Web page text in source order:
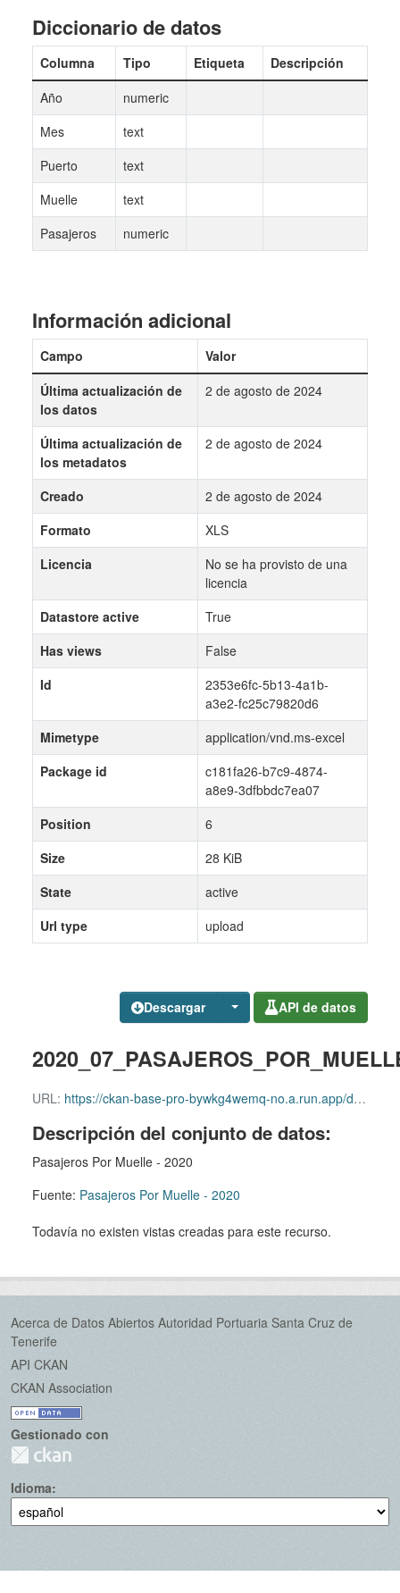
Descargar API de datos
URL: https://ckan-base-pro-bywkg4wemq-no.a.run.app/dataset/c181fa26-b7c9-4874-a8e9-3dfbbdc7ea07/resource/2353e6fc-5b13-4a1b-a3e2-fc25c79820d6/download/2020_07_pasajeros_por_muelle.xls
Descripción del conjunto de datos:
Pasajeros Por Muelle - 2020
Fuente: Pasajeros Por Muelle - 2020
Todavía no existen vistas creadas para este recurso.
Diccionario de datos
Columna Tipo Etiqueta
Descripción
Año
numeric
Mes
text
Puerto
text
Muelle
text
Pasajeros
numeric
Información adicional
Campo
Valor
Última actualización de
los datos
2 de agosto de 2024
Última actualización de
los metadatos
2 de agosto de 2024
Creado
2 de agosto de 2024
Formato
XLS
Licencia
No se ha provisto de una
licencia
Datastore active
True
Has views
False
Id
2353e6fc-5b13-4a1b-
a3e2-fc25c79820d6
Mimetype
application/vnd.ms-excel
Package id
c181fa26-b7c9-4874-
a8e9-3dfbbdc7ea07
Position
6
Size
28 KiB
State
active
Url type
upload
Acerca de Datos Abiertos Autoridad Portuaria Santa Cruz de
Tenerife
API CKAN
CKAN Association
Gestionado con
Idioma